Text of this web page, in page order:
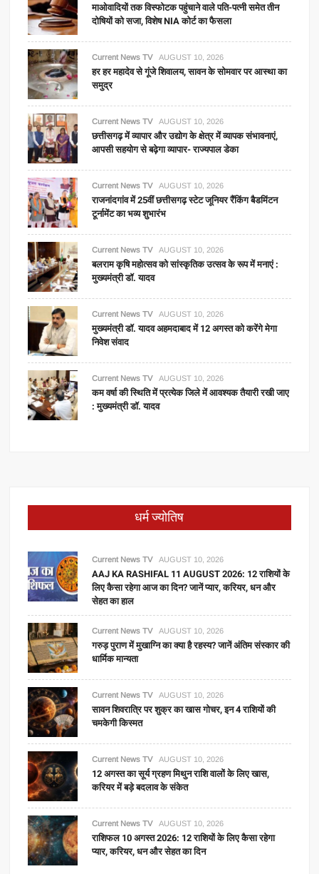
माओवादियों तक विस्फोटक पहुंचाने वाले पति-पत्नी समेत तीन
दोषियों को सजा, विशेष NIA कोर्ट का फैसला
Current News TV AUGUST 10, 2026
हर हर महादेव से गूंजे शिवालय, सावन के सोमवार पर आस्था का
समुद्र
Current News TV AUGUST 10, 2026
छत्तीसगढ़ में व्यापार और उद्योग के क्षेत्र में व्यापक संभावनाएं,
आपसी सहयोग से बढ़ेगा व्यापार- राज्यपाल डेका
Current News TV AUGUST 10, 2026
राजनांदगांव में 25वीं छत्तीसगढ़ स्टेट जूनियर रैंकिंग बैडमिंटन
टूर्नामेंट का भव्य शुभारंभ
Current News TV AUGUST 10, 2026
बलराम कृषि महोत्सव को सांस्कृतिक उत्सव के रूप में मनाएं :
मुख्यमंत्री डॉ. यादव
Current News TV AUGUST 10, 2026
मुख्यमंत्री डॉ. यादव अहमदाबाद में 12 अगस्त को करेंगे मेगा
निवेश संवाद
Current News TV AUGUST 10, 2026
कम वर्षा की स्थिति में प्रत्येक जिले में आवश्यक तैयारी रखी जाए
: मुख्यमंत्री डॉ. यादव
धर्म ज्योतिष
Current News TV AUGUST 10, 2026
AAJ KA RASHIFAL 11 AUGUST 2026: 12 राशियों के
लिए कैसा रहेगा आज का दिन? जानें प्यार, करियर, धन और
सेहत का हाल
Current News TV AUGUST 10, 2026
गरुड़ पुराण में मुखाग्नि का क्या है रहस्य? जानें अंतिम संस्कार की
धार्मिक मान्यता
Current News TV AUGUST 10, 2026
सावन शिवरात्रि पर शुक्र का खास गोचर, इन 4 राशियों की
चमकेगी किस्मत
Current News TV AUGUST 10, 2026
12 अगस्त का सूर्य ग्रहण मिथुन राशि वालों के लिए खास,
करियर में बड़े बदलाव के संकेत
Current News TV AUGUST 10, 2026
राशिफल 10 अगस्त 2026: 12 राशियों के लिए कैसा रहेगा
प्यार, करियर, धन और सेहत का दिन